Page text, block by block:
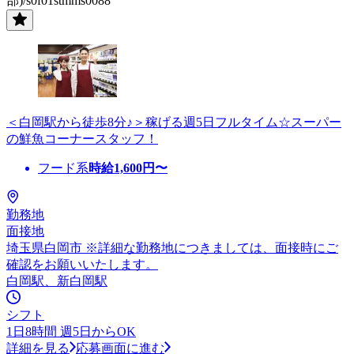
＜白岡駅から徒歩8分♪＞稼げる週5日フルタイム☆スーパー
の鮮魚コーナースタッフ！
フード系時給1,600円〜
勤務地
面接地
埼玉県白岡市 ※詳細な勤務地につきましては、面接時にご
確認をお願いいたします。
白岡駅、新白岡駅
シフト
1日8時間 週5日からOK
詳細を見る
応募画面に進む